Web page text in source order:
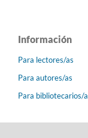
Información
Para lectores/as
Para autores/as
Para bibliotecarios/